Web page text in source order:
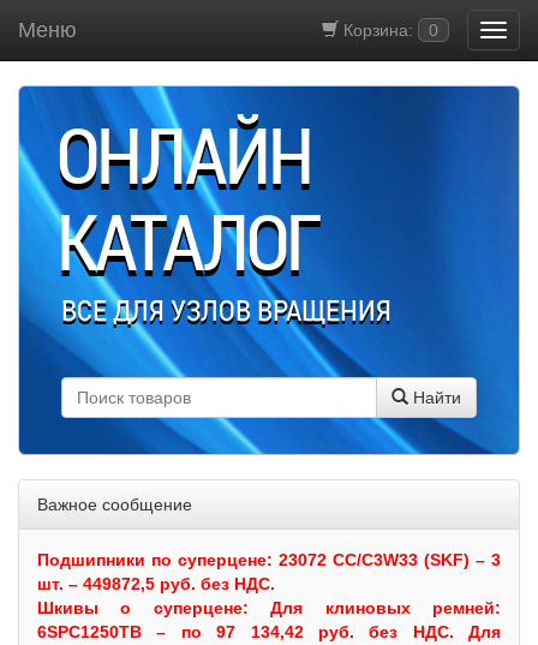
Корзина: 0
Меню
ОНЛАЙН
КАТАЛОГ
ВСЕ ДЛЯ УЗЛОВ ВРАЩЕНИЯ
Найти
Важное сообщение
Подшипники по суперцене: 23072 CC/C3W33 (SKF) – 3
шт. – 449872,5 руб. без НДС.
Шкивыо суперцене:Для клиновых ремней:
6SPC1250TB – по 97 134,42 руб. без НДС. Для